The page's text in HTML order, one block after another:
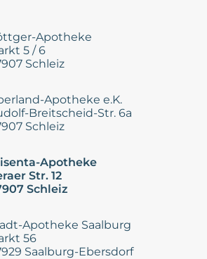
Apotheke
5 / 6
Schleiz
Apotheke e.K.
Breitscheid-Str. 6a
Schleiz
Apotheke
Str. 12
Schleiz
Apotheke Saalburg
56
Saalburg-Ebersdorf